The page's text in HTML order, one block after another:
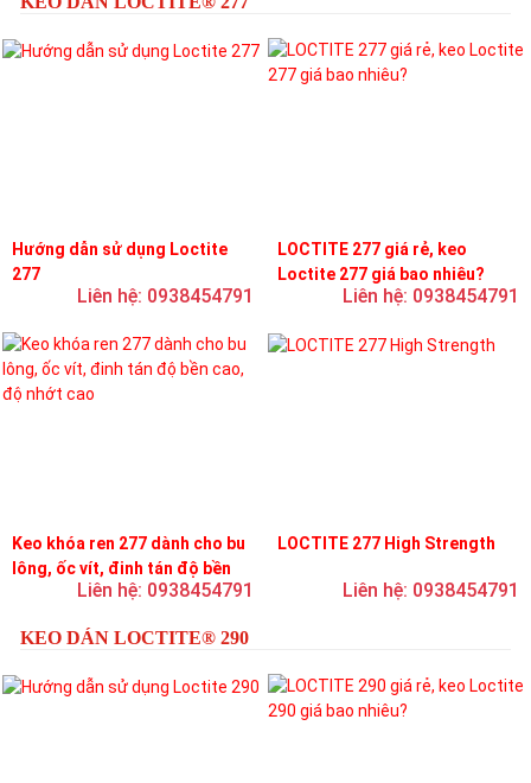
Hướng dẫn sử dụng Loctite
277
Liên hệ: 0938454791
LOCTITE 277 giá rẻ, keo
Loctite 277 giá bao nhiêu?
Liên hệ: 0938454791
Keo khóa ren 277 dành cho bu
lông, ốc vít, đinh tán độ bền
cao, độ nhớt cao
Liên hệ: 0938454791
LOCTITE 277 High Strength
Liên hệ: 0938454791
KEO DÁN LOCTITE® 290